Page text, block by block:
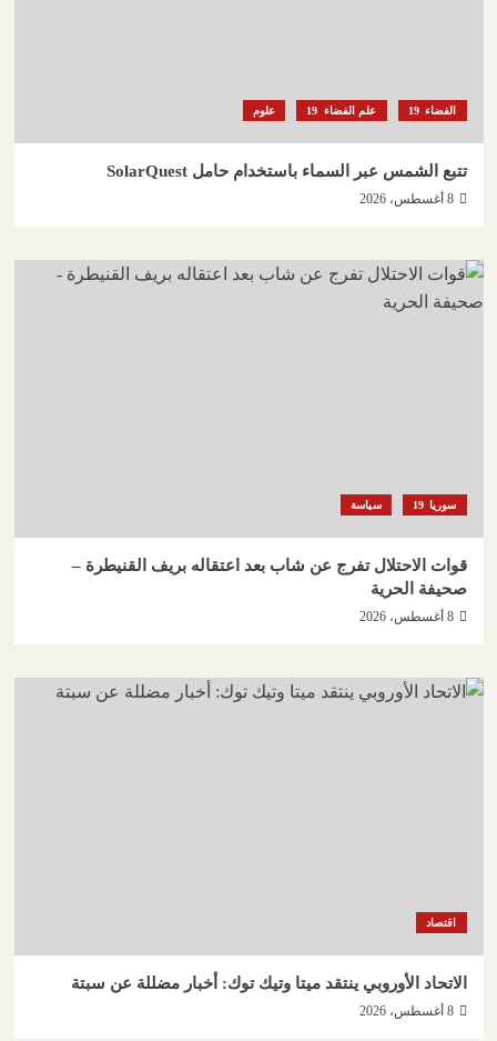
الفضاء علم الفضاء علوم
تتبع الشمس عبر السماء باستخدام حامل SolarQuest
8 أغسطس، 2026
سوريا سياسة
قوات الاحتلال تفرج عن شاب بعد اعتقاله بريف القنيطرة –
صحيفة الحرية
8 أغسطس، 2026
اقتصاد
الاتحاد الأوروبي ينتقد ميتا وتيك توك: أخبار مضللة عن سبتة
8 أغسطس، 2026